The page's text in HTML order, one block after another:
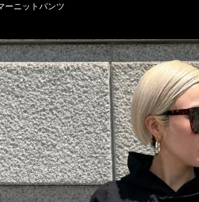
ーニットパンツ